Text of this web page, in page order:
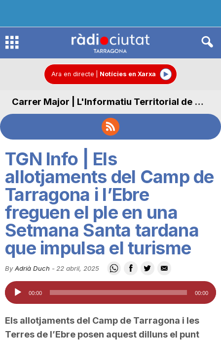
R
d
o
C
t
Ara en directe Notícies en Xarxa
Carrer Major | L'Informatiu Territorial de Carrer Major
TGN Info | Els
allotjaments del Camp de
Tarragona i l’Ebre
freguen el ple en una
Setmana Santa tardana
que impulsa el turisme
By Adrià Duch - 22 abril, 2025
Reproductor
d'àudio
00:00 00:00
Els allotjaments del Camp de Tarragona i les
Terres de l’Ebre posen aquest dilluns el punt